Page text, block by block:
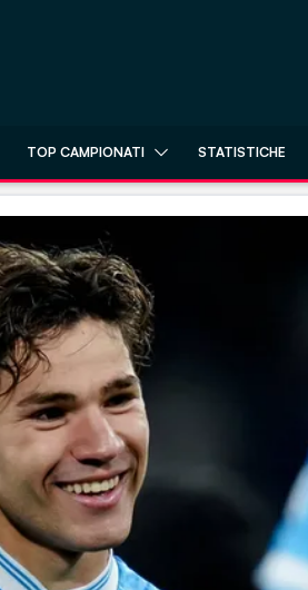
TOP CAMPIONATI STATISTICHE